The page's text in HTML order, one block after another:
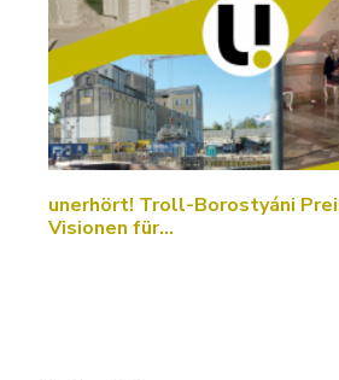
unerhört! Troll-Borostyáni
Visionen für…